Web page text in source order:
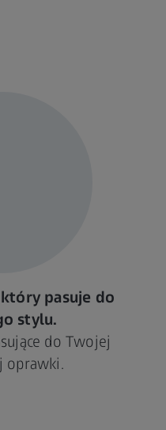
pasuje do
stylu.
do Twojej
oprawki.